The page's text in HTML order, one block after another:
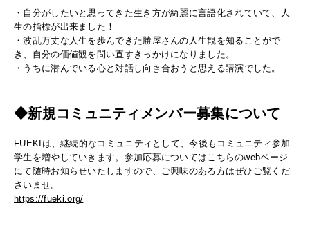
・ 自分がしたいと思ってきた生き方が綺麗に言語化されていて、人
生の指標が出来ました！
・波乱万丈な人生を歩んできた勝屋さんの人生観を知ることがで
き、自分の価値観を問い直すきっかけになりました。
・ うちに潜んでいる心と対話し向き合おうと思える講演でした。
◆新規コミュニティメンバー募集について
FUEKIは、継続的なコミュニティとして、今後もコミュニティ参加
学生を増やしていきます。参加応募についてはこちらのwebページ
にて随時お知らせいたしますので、ご興味のある方はぜひご覧くだ
さいませ。
https://fueki.org/